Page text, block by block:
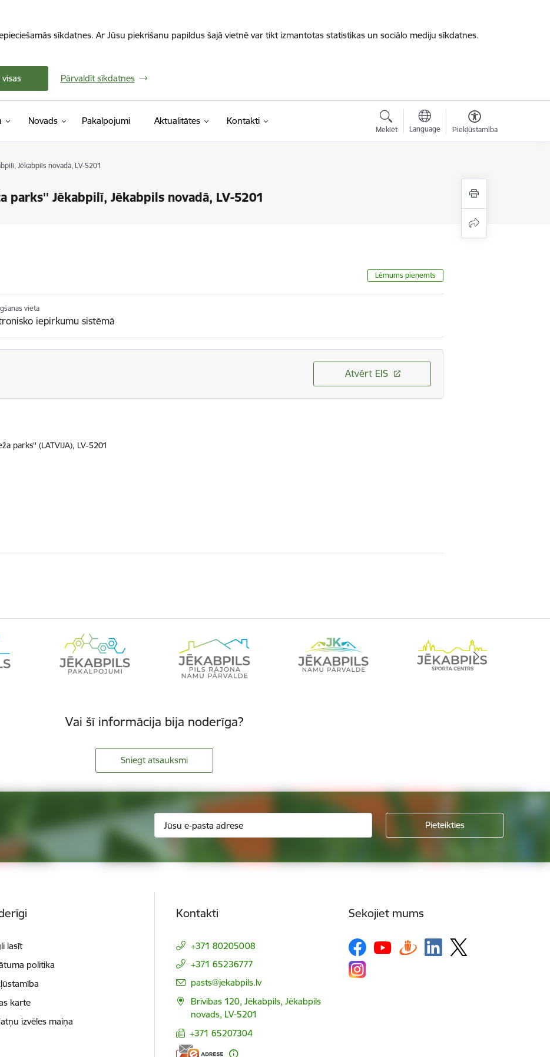
sīkdatnes. Ar Jūsu piekrišanu papildus šajā vietnē var tikt izmantotas statistikas un sociālo mediju sīkdatnes.
Pārvaldīt sīkdatnes
Novads Pakalpojumi Aktualitātes Kontakti
Meklēt Language Piekļūstamība
Jēkabpils novadā, LV-5201
parks'' Jēkabpilī, Jēkabpils novadā, LV-5201
Lēmums pieņemts
vieta
iepirkumu sistēmā
Atvērt EIS
parks'' (LATVIJA), LV-5201
Vai šī informācija bija noderīga?
Sniegt atsauksmi
lasīt
politika
karte
izvēles maiņa
Kontakti
+371 80205008
+371 65236777
E-pasts:
pasts@jekabpils.lv
Brīvības 120, Jēkabpils, Jēkabpils
novads, LV-5201
+371 65207304
Sekojiet mums